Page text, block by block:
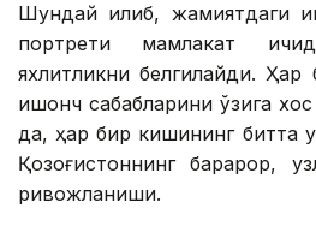
Шундай қилиб, жамиятдаги
портрети мамлакат
яхлитликни белгилайди.
ишонч сабабларини ўзига
да, ҳар бир кишининг битта
Қозоғистоннинг барқарор,
ривожланиши.